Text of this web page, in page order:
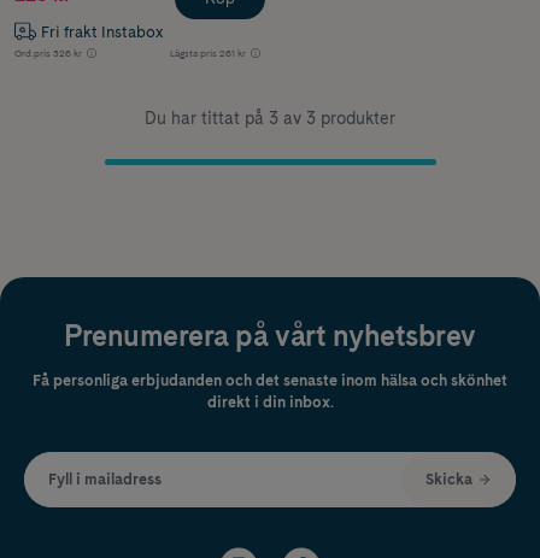
Fri frakt Instabox
Ord.pris 326 kr Lägsta pris 261 kr
Du har tittat på 3 av 3 produkter
Prenumerera på vårt nyhetsbrev
Få personliga erbjudanden och det senaste inom hälsa och skönhet
direkt i din inbox.
Fyll i mailadress Skicka